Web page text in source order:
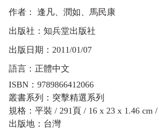
作者： 逢凡、潤如、馬民康
出版社：知兵堂出版社
出版日期：2011/01/07
語言：正體中文
ISBN：9789866412066
叢書系列：突擊精選系列
規格：平裝 / 291頁 / 16 x 23 x 1.46 cm
出版地：台灣